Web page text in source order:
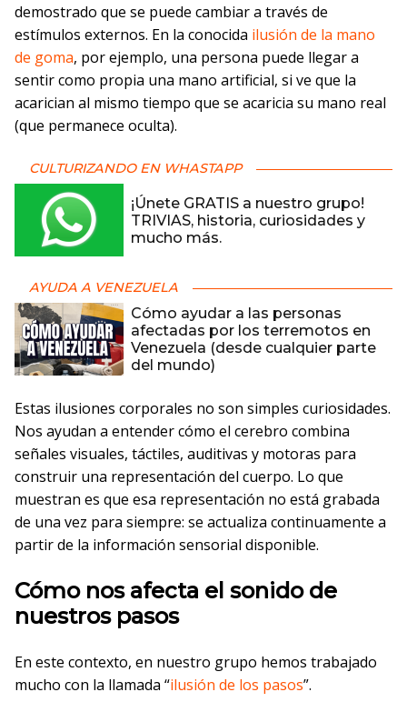
demostrado que se puede cambiar a través de
estímulos externos. En la conocida ilusión de la mano
de goma, por ejemplo, una persona puede llegar a
sentir como propia una mano artificial, si ve que la
acarician al mismo tiempo que se acaricia su mano real
(que permanece oculta).
CULTURIZANDO EN WHASTAPP
¡Únete GRATIS a nuestro grupo!
TRIVIAS, historia, curiosidades y
mucho más.
AYUDA A VENEZUELA
Cómo ayudar a las personas
afectadas por los terremotos en
Venezuela (desde cualquier parte
del mundo)
Estas ilusiones corporales no son simples curiosidades.
Nos ayudan a entender cómo el cerebro combina
señales visuales, táctiles, auditivas y motoras para
construir una representación del cuerpo. Lo que
muestran es que esa representación no está grabada
de una vez para siempre: se actualiza continuamente a
partir de la información sensorial disponible.
Cómo nos afecta el sonido de
nuestros pasos
En este contexto, en nuestro grupo hemos trabajado
mucho con la llamada “ilusión de los pasos”.